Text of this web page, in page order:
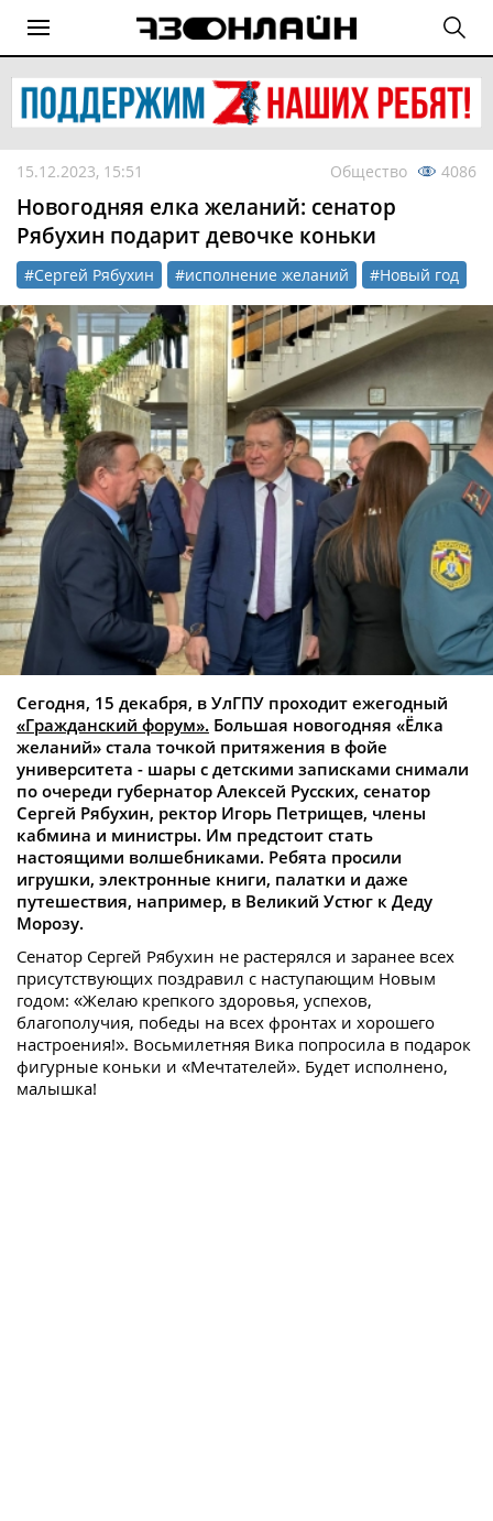
15.12.2023, 15:51 Общество 4086
Новогодняя елка желаний: сенатор
Рябухин подарит девочке коньки
#Сергей Рябухин #исполнение желаний #Новый год
Сегодня, 15 декабря, в УлГПУ проходит ежегодный
«Гражданский форум». Большая новогодняя «Ёлка
желаний» стала точкой притяжения в фойе
университета - шары с детскими записками снимали
по очереди губернатор Алексей Русских, сенатор
Сергей Рябухин, ректор Игорь Петрищев, члены
кабмина и министры. Им предстоит стать
настоящими волшебниками. Ребята просили
игрушки, электронные книги, палатки и даже
путешествия, например, в Великий Устюг к Деду
Морозу.
Сенатор Сергей Рябухин не растерялся и заранее всех
присутствующих поздравил с наступающим Новым
годом: «Желаю крепкого здоровья, успехов,
благополучия, победы на всех фронтах и хорошего
настроения!». Восьмилетняя Вика попросила в подарок
фигурные коньки и «Мечтателей». Будет исполнено,
малышка!